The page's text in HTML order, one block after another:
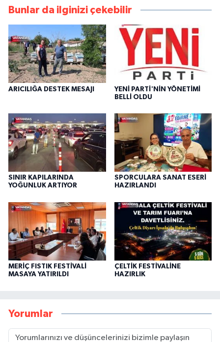
Bunlar da ilginizi çekebilir
ARICILIĞA DESTEK MESAJI
YENİ PARTİ'NİN YÖNETİMİ
BELLİ OLDU
SINIR KAPILARINDA
YOĞUNLUK ARTIYOR
SPORCULARA SANAT ESERİ
HAZIRLANDI
MERİÇ FISTIK FESTİVALİ
MASAYA YATIRILDI
ÇELTİK FESTİVALİNE
HAZIRLIK
Yorumlar